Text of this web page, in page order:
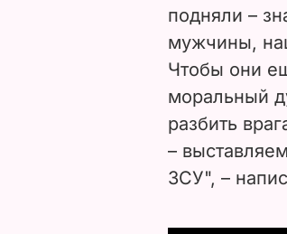
подняли –
мужчины,
Чтобы они
моральный
разбить
–
ЗСУ", –